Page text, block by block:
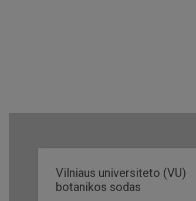
Vilniaus universiteto (VU)
botanikos sodas